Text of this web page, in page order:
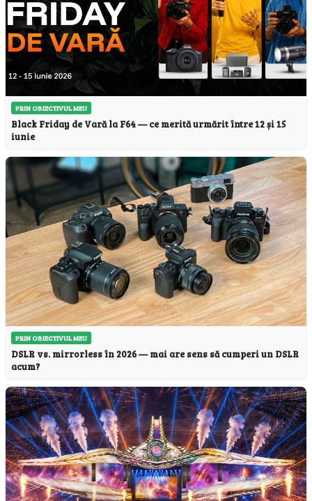
PRIN OBIECTIVUL MEU
Black Friday de Vară la F64 — ce merită urmărit între 12 și 15
iunie
PRIN OBIECTIVUL MEU
DSLR vs. mirrorless în 2026 — mai are sens să cumperi un DSLR
acum?